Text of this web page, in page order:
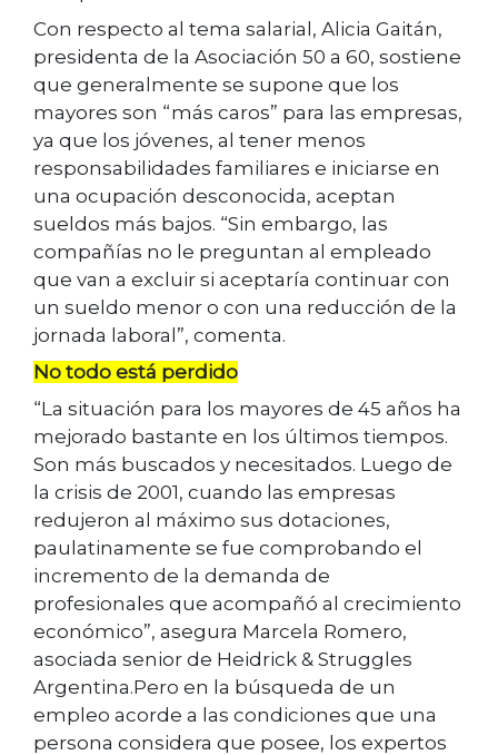
Con respecto al tema salarial, Alicia Gaitán,
presidenta de la Asociación 50 a 60, sostiene
que generalmente se supone que los
mayores son “más caros” para las empresas,
ya que los jóvenes, al tener menos
responsabilidades familiares e iniciarse en
una ocupación desconocida, aceptan
sueldos más bajos. “Sin embargo, las
compañías no le preguntan al empleado
que van a excluir si aceptaría continuar con
un sueldo menor o con una reducción de la
jornada laboral”, comenta.
No todo está perdido
“La situación para los mayores de 45 años ha
mejorado bastante en los últimos tiempos.
Son más buscados y necesitados. Luego de
la crisis de 2001, cuando las empresas
redujeron al máximo sus dotaciones,
paulatinamente se fue comprobando el
incremento de la demanda de
profesionales que acompañó al crecimiento
económico”, asegura Marcela Romero,
asociada senior de Heidrick & Struggles
Argentina.Pero en la búsqueda de un
empleo acorde a las condiciones que una
persona considera que posee, los expertos